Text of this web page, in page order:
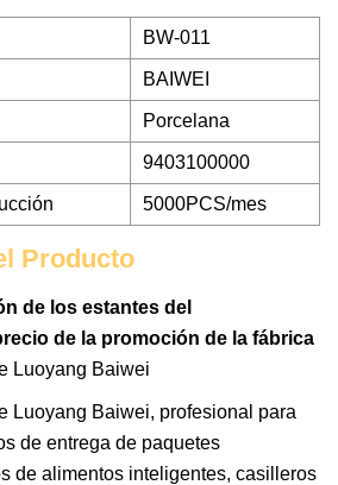
BW-011
BAIWEI
Porcelana
9403100000
5000PCS/mes
Producto
de los estantes del
de la promoción de la fábrica
Luoyang Baiwei
Luoyang Baiwei, profesional para
de entrega de paquetes
de alimentos inteligentes, casilleros